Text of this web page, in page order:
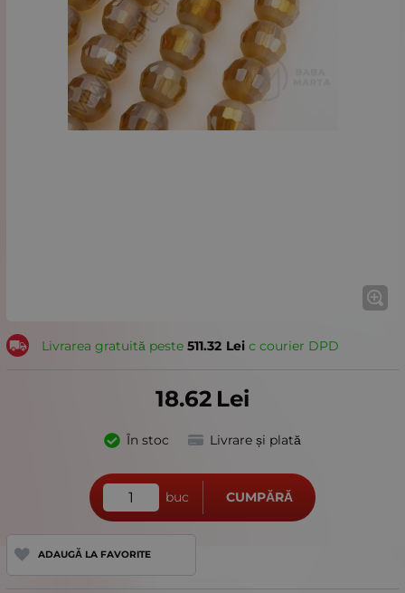
Livrarea gratuită peste 511.32 Leiс courier DPD
18.62 Lei
În stoc Livrare și plată
buc CUMPĂRĂ
ADAUGĂ LA FAVORITE